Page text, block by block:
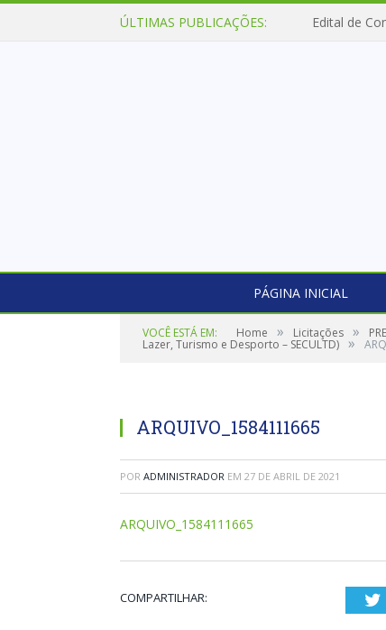
ÚLTIMAS PUBLICAÇÕES: Edital de
PÁGINA INICIAL
VOCÊ ESTÁ EM: Home » Licitações »
Lazer, Turismo e Desporto – SECULTD) »
ARQUIVO_1584111665
POR ADMINISTRADOR EM 27 DE ABRIL DE 2021
ARQUIVO_1584111665
COMPARTILHAR: